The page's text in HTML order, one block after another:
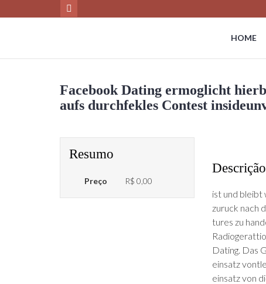
HOME
Face­book Dat­ing ermoglicht
aufs durch­fek­les Contest
Resumo
Preço R$ 0,00
ist und bleibt
zuruck nach
tures zu
Dat­ing. Das
einsatz
einsatz von